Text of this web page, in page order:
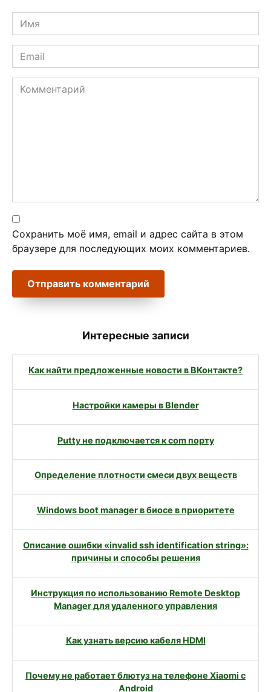
Имя
*
Email
*
Комментарий
Сохранить моё имя, email и адрес сайта в этом
браузере для последующих моих комментариев.
Интересные записи
Как найти предложенные новости в ВКонтакте?
Настройки камеры в Blender
Putty не подключается к com порту
Определение плотности смеси двух веществ
Windows boot manager в биосе в приоритете
Описание ошибки «invalid ssh identification string»:
причины и способы решения
Инструкция по использованию Remote Desktop
Manager для удаленного управления
Как узнать версию кабеля HDMI
Почему не работает блютуз на телефоне Xiaomi с
Android